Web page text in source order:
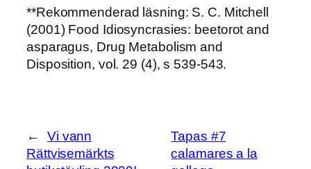
**Rekommenderad läsning: S. C. Mitchell
(2001) Food Idiosyncrasies: beetorot and
asparagus, Drug Metabolism and
Disposition, vol. 29 (4), s 539-543.
←
Vi vann
Rättvisemärkts
Tapas #7
calamares a la